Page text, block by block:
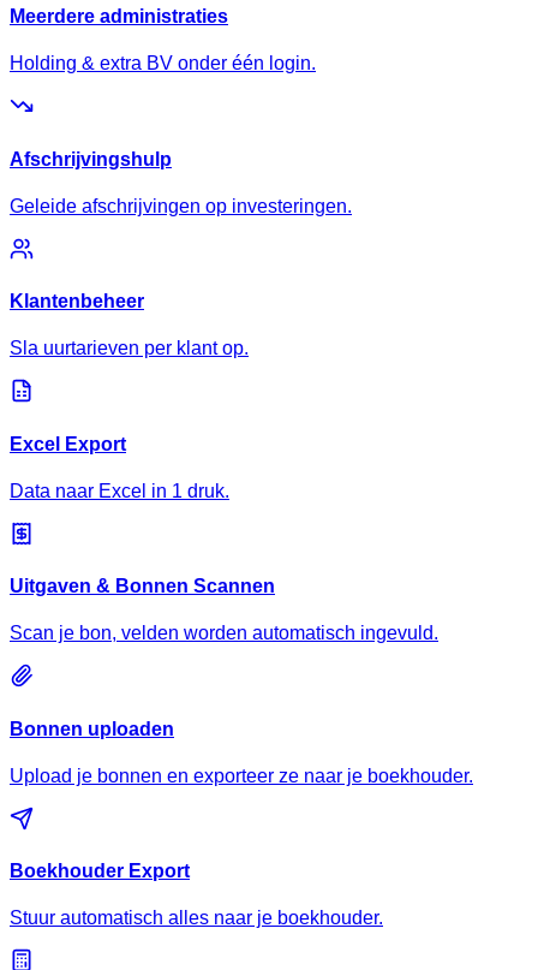
Meerdere administraties
Holding & extra BV onder één login.
Afschrijvingshulp
Geleide afschrijvingen op investeringen.
Klantenbeheer
Sla uurtarieven per klant op.
Excel Export
Data naar Excel in 1 druk.
Uitgaven & Bonnen Scannen
Scan je bon, velden worden automatisch ingevuld.
Bonnen uploaden
Upload je bonnen en exporteer ze naar je boekhouder.
Boekhouder Export
Stuur automatisch alles naar je boekhouder.